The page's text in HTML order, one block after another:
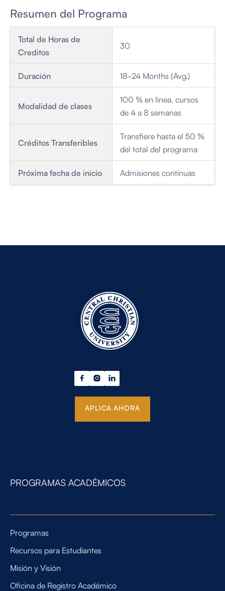
Resumen del Programa
Total de Horas de
Creditos
30
Duración 18-24 Months (Avg.)
Modalidad de clases
100 % en línea, cursos
de 4 a 8 semanas
Créditos Transferibles
Transfiere hasta el 50 %
del total del programa
Próxima fecha de inicio Admisiones continuas
  
APLICA AHORA
PROGRAMAS ACADÉMICOS
Programas
Recursos para Estudiantes
Misión y Visión
Oficina de Registro Académico